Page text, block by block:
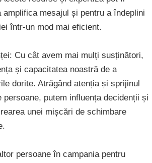
mesajul și pentru a îndeplini
într-un mod mai eficient.
Cu cât avem mai mulți susținători,
și capacitatea noastră de a
dorite. Atrăgând atenția și sprijinul
persoane, putem influența decidenții și
unei mișcări de schimbare
persoane în campania pentru